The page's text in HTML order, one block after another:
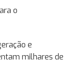
o
e
milhares de